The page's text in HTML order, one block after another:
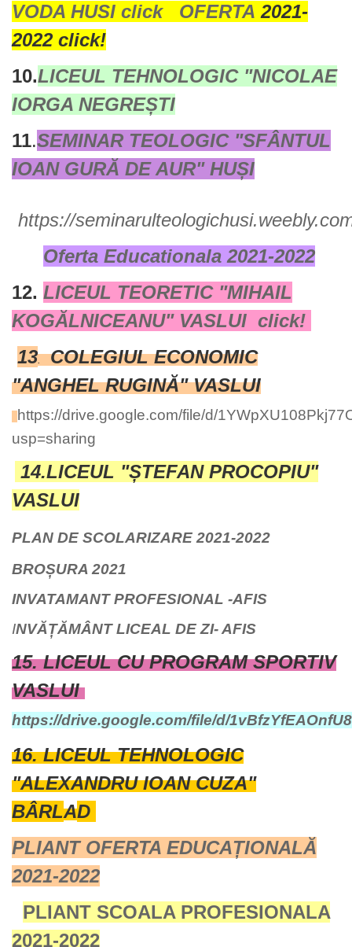
VODA HUSI click
OFERTA 2021-
2022 click!
10.LICEUL TEHNOLOGIC "NICOLAE
IORGA NEGREȘTI
11.SEMINAR TEOLOGIC "SFÂNTUL
IOAN GURĂ DE AUR" HUȘI
https://
Oferta Educationala 2021-2022
12. LICEUL TEORETIC "MIHAIL
KOGĂLNICEANU" VASLUI click!
13. COLEGIUL ECONOMIC
"ANGHEL RUGINĂ" VASLUI
https://drive.google.com/file/d/
usp=sharing
14.LICEUL "ȘTEFAN PROCOPIU"
VASLUI
PLAN DE SCOLARIZARE 2021-2022
BROȘURA 2021
INVATAMANT PROFESIONAL -AFIS
INVĂȚĂMÂNT LICEAL DE ZI- AFIS
15. LICEUL CU PROGRAM SPORTIV
VASLUI
https://drive.google.com/file/d/
16.LICEUL TEHNOLOGIC
"ALEXANDRU IOAN CUZA"
BÂRLAD
PLIANT OFERTA EDUCAȚIONALĂ
2021-2022
PLIANT SCOALA PROFESIONALA
2021-2022